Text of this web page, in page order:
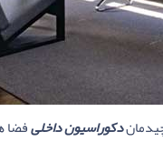
دکوراسیون داخلیفضا